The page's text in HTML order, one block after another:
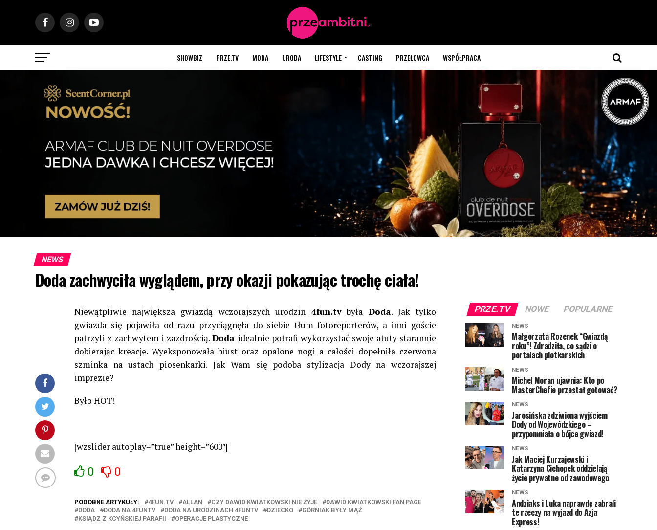
SHOWBIZ PRZE.TV MODA URODA LIFESTYLE CASTING PRZEŁOWCA WSPÓŁPRACA
NEWS
Doda zachwyciła wyglądem, przy okazji pokazując trochę ciała!
Niewątpliwie największa gwiazdą wczorajszych urodzin4fun.tvbyła Doda. Jak tylko
gwiazda się pojawiła od razu przyciągnęła do siebie tłum fotoreporterów, a inni goście
patrzyli z zachwytem i zazdrością.Doda idealnie potrafi wykorzystać swoje atuty starannie
dobierając kreacje. Wyeksponowała biust oraz opalone nogi a całości dopełniła czerwona
szminka na ustach piosenkarki. Jak Wam się podoba stylizacja Dody na wczorajszej
imprezie?
Było HOT!
[wzslider autoplay=”true” height=”600″]
0 0
PODOBNE ARTYKUŁY: 4FUN.TV ALLAN CZY DAWID KWIATKOWSKI NIE ŻYJE
DAWID KWIATKOWSKI FAN PAGE
DODA
DODA NA 4FUNTV DODA NA URODZINACH 4FUNTV DZIECKO
GÓRNIAK BYŁY MĄŻ
KSIĄDZ Z KCYŃSKIEJ PARAFII
OPERACJE PLASTYCZNE
PRZE.TV NOWE POPULARNE
NEWS
Małgorzata Rozenek “Gwiazdą
roku”! Zdradziła, co sądzi o
portalach plotkarskich
NEWS
Michel Moran ujawnia: Kto po
MasterChefie przestał gotować?
NEWS
Jarosińska zdziwiona wyjściem
Dody od Wojewódzkiego –
przypomniała o bójce gwiazd!
NEWS
Jak Maciej Kurzajewski i
Katarzyna Cichopek oddzielają
życie prywatne od zawodowego
NEWS
Andziaks i Luka naprawdę zabrali
te rzeczy na wyjazd do Azja
Express!